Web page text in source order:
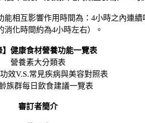
相互影響作用時間為：4小時之內連
消化時間約為4小時左右）。
】健康食材營養功能一覽表
營養素大分類表
效V.S.常見疾病與美容對照表
族群每日飲食建議一覽表
審訂者簡介